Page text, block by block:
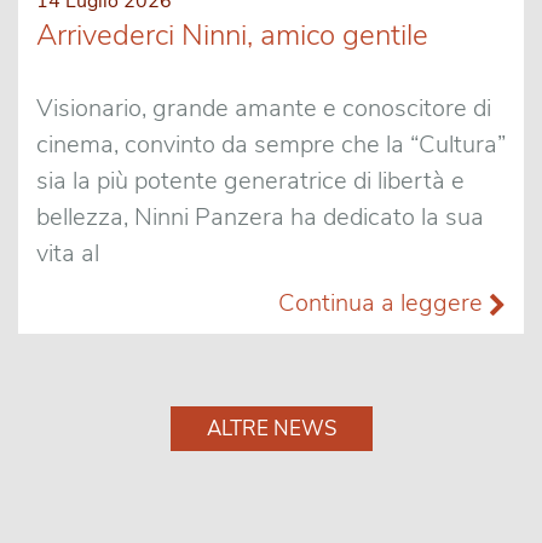
Arrivederci Ninni, amico gentile
Visionario, grande amante e conoscitore di
cinema, convinto da sempre che la “Cultura”
sia la più potente generatrice di libertà e
bellezza, Ninni Panzera ha dedicato la sua
vita al
Continua a leggere
ALTRE NEWS